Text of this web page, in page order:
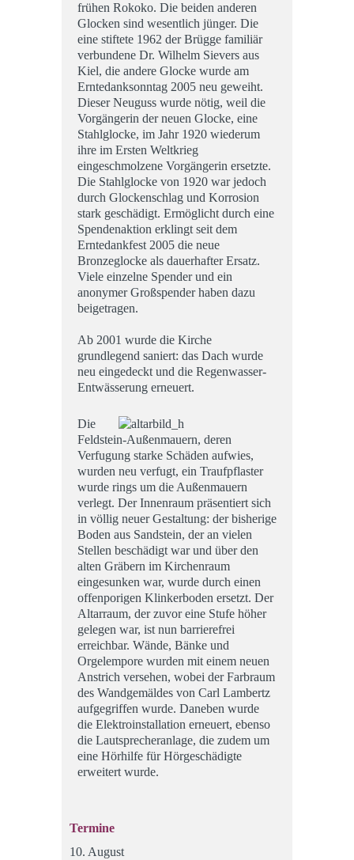
frühen Rokoko. Die beiden anderen
Glocken sind wesentlich jünger. Die
eine stiftete 1962 der Brügge familiär
verbundene Dr. Wilhelm Sievers aus
Kiel, die andere Glocke wurde am
Erntedanksonntag 2005 neu geweiht.
Dieser Neuguss wurde nötig, weil die
Vorgängerin der neuen Glocke, eine
Stahlglocke, im Jahr 1920 wiederum
ihre im Ersten Weltkrieg
eingeschmolzene Vorgängerin ersetzte.
Die Stahlglocke von 1920 war jedoch
durch Glockenschlag und Korrosion
stark geschädigt. Ermöglicht durch eine
Spendenaktion erklingt seit dem
Erntedankfest 2005 die neue
Bronzeglocke als dauerhafter Ersatz.
Viele einzelne Spender und ein
anonymer Großspender haben dazu
beigetragen.
Ab 2001 wurde die Kirche
grundlegend saniert: das Dach wurde
neu eingedeckt und die Regenwasser-
Entwässerung erneuert.
Die
Feldstein-Außenmauern, deren
Verfugung starke Schäden aufwies,
wurden neu verfugt, ein Traufpflaster
wurde rings um die Außenmauern
verlegt. Der Innenraum präsentiert sich
in völlig neuer Gestaltung: der bisherige
Boden aus Sandstein, der an vielen
Stellen beschädigt war und über den
alten Gräbern im Kirchenraum
eingesunken war, wurde durch einen
offenporigen Klinkerboden ersetzt. Der
Altarraum, der zuvor eine Stufe höher
gelegen war, ist nun barrierefrei
erreichbar. Wände, Bänke und
Orgelempore wurden mit einem neuen
Anstrich versehen, wobei der Farbraum
des Wandgemäldes von Carl Lambertz
aufgegriffen wurde. Daneben wurde
die Elektroinstallation erneuert, ebenso
die Lautsprecheranlage, die zudem um
eine Hörhilfe für Hörgeschädigte
erweitert wurde.
Termine
10. August